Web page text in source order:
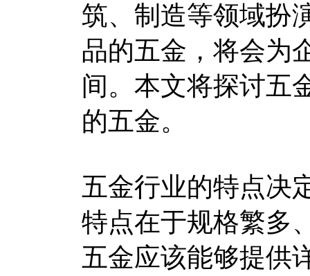
筑、制造等领域扮
品的五金，将会为
间。本文将探讨五
的五金。
五金行业的特点决
特点在于规格繁多
五金应该能够提供